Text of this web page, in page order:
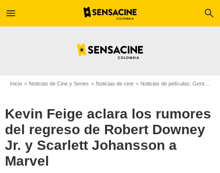
menu search
Inicio Noticias de Cine y Series Noticias de cine Noticias de películas: Gente
Kevin Feige aclara los rumores
del regreso de Robert Downey
Jr. y Scarlett Johansson a
Marvel